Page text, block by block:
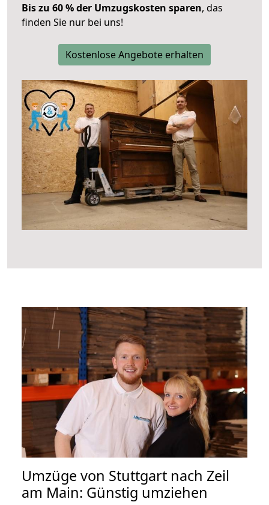
Bis zu 60 % der Umzugskosten sparen, das
finden Sie nur bei uns!
Kostenlose Angebote erhalten
Umzüge von Stuttgart nach Zeil
am Main: Günstig umziehen